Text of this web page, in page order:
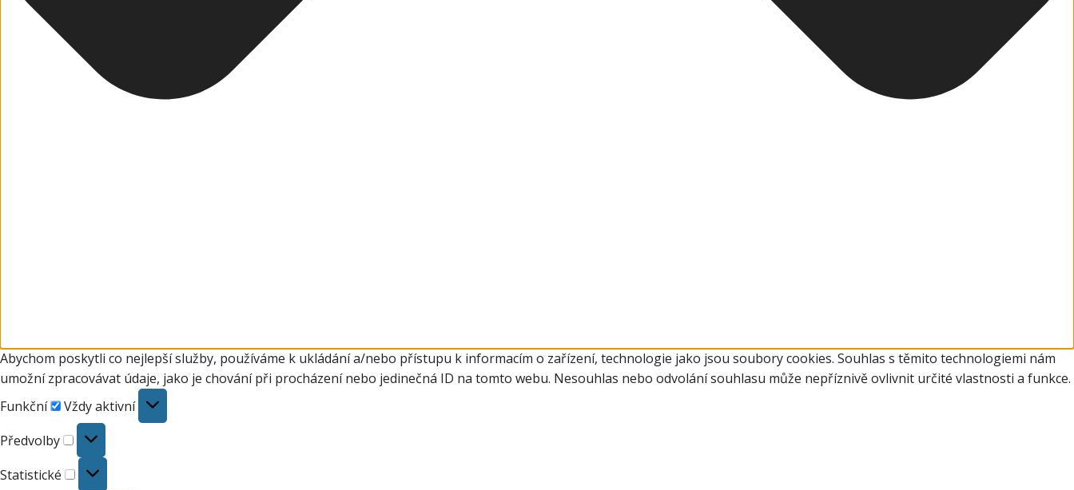
Abychom poskytli co nejlepší služby, používáme k ukládání a/nebo přístupu k informacím o zařízení, technologie jako jsou soubory cookies. Souhlas s těmito technologiemi nám
umožní zpracovávat údaje, jako je chování při procházení nebo jedinečná ID na tomto webu. Nesouhlas nebo odvolání souhlasu může nepříznivě ovlivnit určité vlastnosti a funkce.
Funkční
Funkční
Vždy aktivní
Předvolby
Předvolby
Statistické Statistické